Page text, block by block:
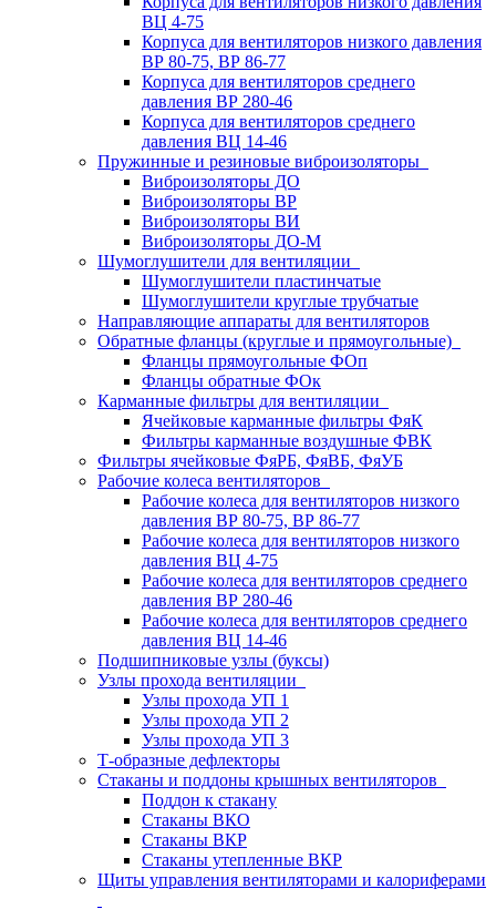
ВЦ 4-75
Корпуса для вентиляторов низкого давления
ВР 80-75, ВР 86-77
Корпуса для вентиляторов среднего
давления ВР 280-46
Корпуса для вентиляторов среднего
давления ВЦ 14-46
Пружинные и резиновые виброизоляторы
Виброизоляторы ДО
Виброизоляторы ВР
Виброизоляторы ВИ
Виброизоляторы ДО-М
Шумоглушители для вентиляции
Шумоглушители пластинчатые
Шумоглушители круглые трубчатые
Направляющие аппараты для вентиляторов
Обратные фланцы (круглые и прямоугольные)
Фланцы прямоугольные ФОп
Фланцы обратные ФОк
Карманные фильтры для вентиляции
Ячейковые карманные фильтры ФяК
Фильтры карманные воздушные ФВК
Фильтры ячейковые ФяРБ, ФяВБ, ФяУБ
Рабочие колеса вентиляторов
Рабочие колеса для вентиляторов низкого
давления ВР 80-75, ВР 86-77
Рабочие колеса для вентиляторов низкого
давления ВЦ 4-75
Рабочие колеса для вентиляторов среднего
давления ВР 280-46
Рабочие колеса для вентиляторов среднего
давления ВЦ 14-46
Подшипниковые узлы (буксы)
Узлы прохода вентиляции
Узлы прохода УП 1
Узлы прохода УП 2
Узлы прохода УП 3
Т-образные дефлекторы
Стаканы и поддоны крышных вентиляторов
Поддон к стакану
Стаканы ВКО
Стаканы ВКР
Стаканы утепленные ВКР
Щиты управления вентиляторами и калориферами